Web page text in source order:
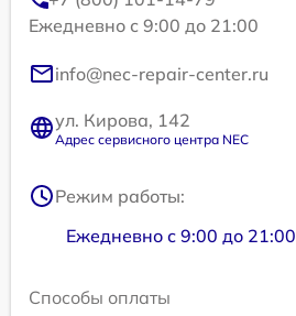
Ежедневно с 9:00 до 21:00
info@nec-repair-center.ru
ул. Кирова, 142
Адрес сервисного центра NEC
Режим работы:
Ежедневно с 9:00 до 21:00
Способы оплаты